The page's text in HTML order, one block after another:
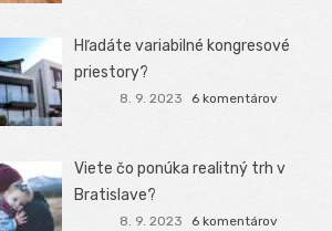
Hľadáte variabilné kongresové
priestory?
8. 9. 2023 6 komentárov
Viete čo ponúka realitný trh v
Bratislave?
8. 9. 2023 6 komentárov